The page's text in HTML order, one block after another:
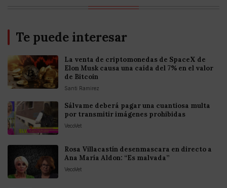
Te puede interesar
La venta de criptomonedas de SpaceX de
Elon Musk causa una caída del 7% en el valor
de Bitcoin
Santi Ramirez
Sálvame deberá pagar una cuantiosa multa
por transmitir imágenes prohibidas
VecoVet
Rosa Villacastín desenmascara en directo a
Ana María Aldon: “Es malvada”
VecoVet